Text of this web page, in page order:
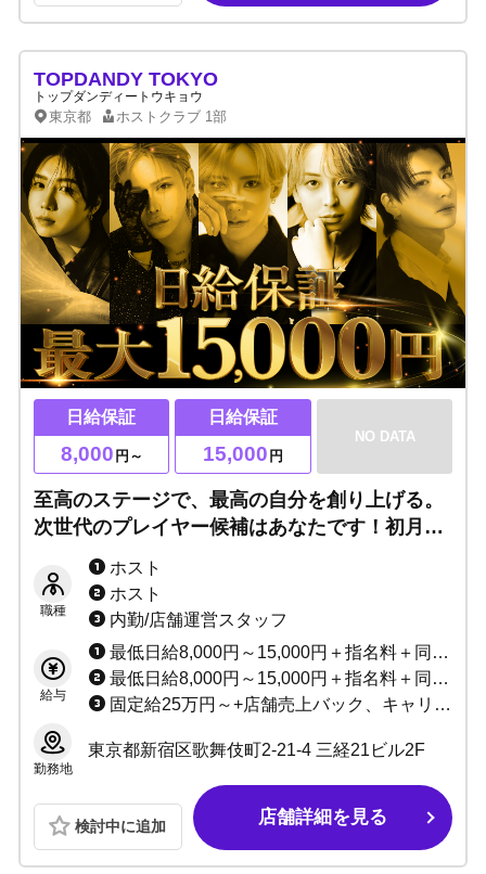
TOPDANDY TOKYO
トップダンディートウキョウ
東京都 ホストクラブ 1部
日給保証
8,000 円～
日給保証
15,000 円
NO DATA
至高のステージで、最高の自分を創り上げる。
次世代のプレイヤー候補はあなたです！初月の
寮費・名刺代・撮影代はすべて無料◎経験・未
経験どちらも特典多数！高額バック・各種手当
も充実！
職種
ホスト
ホスト
内勤/店舗運営スタッフ
給与
最低日給8,000円～15,000円＋指名料＋同伴料＋売上バック＋その他手当多数
最低日給8,000円～15,000円＋指名料＋同伴料＋売上バック＋賞金多数
固定給25万円～+店舗売上バック、キャリア給、技能給
勤務地
東京都新宿区歌舞伎町2-21-4 三経21ビル2F
検討中に追加 店舗詳細を見る